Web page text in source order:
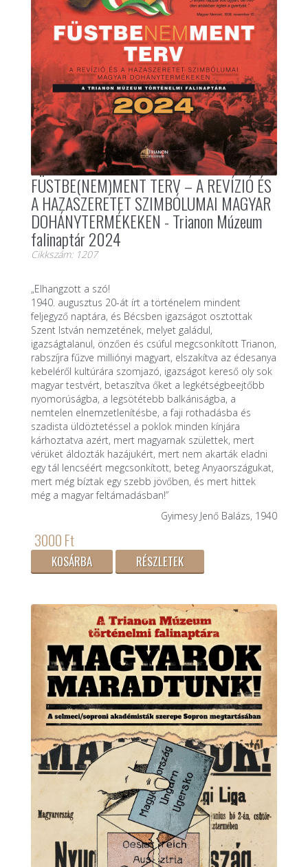
FÜSTBE(NEM)MENT TERV – A REVÍZIÓ ÉS
A HAZASZERETET SZIMBÓLUMAI MAGYAR
DOHÁNYTERMÉKEKEN - Trianon Múzeum
falinaptár 2024
Cikkszám: 1207
„Elhangzott a szó!
1940. augusztus 20-át írt a történelem mindent
feljegyző naptára, és Bécsben igazságot osztottak
Szent István nemzetének, melyet galádul,
igazságtalanul, önzően és csúful megcsonkított Trianon,
rabszíjra fűzve milliónyi magyart, elszakítva az édesanya
kebeléről kultúrára szomjazó, igazságot kereső oly sok
magyar testvért, betaszítva őket a legkétségbeejtőbb
nyomorúságba, a legsötétebb balkániságba, a
nemtelen elnemzetlenítésbe, a faji rothadásba és
szadista üldöztetéssel a poklok minden kínjára
kárhoztatva azért, mert magyarnak születtek, mert
vérüket áldozták hazájukért, mert nem akarták eladni
egy tál lencséért megcsonkított, beteg Anyaországukat,
mert még bíztak egy szebb jövőben, és mert hittek
még a magyar feltámadásban!”
Gyimesy Jenő Balázs, 1940
3000 Ft
KOSÁRBA RÉSZLETEK